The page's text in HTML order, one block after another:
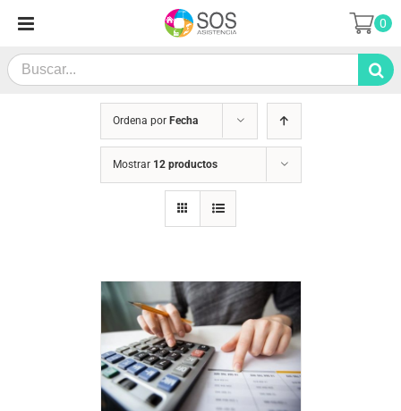
contenido
Search
for:
0
Ordena por Fecha
Mostrar 12 productos